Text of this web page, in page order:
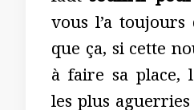
vous l’a
que ça, si cette
à faire sa place,
les plus